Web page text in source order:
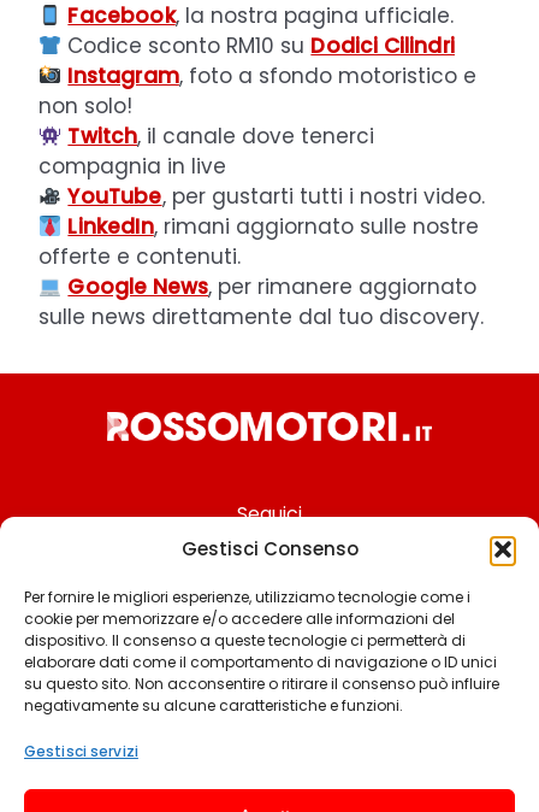
Gestisci Consenso
Per fornire le migliori esperienze, utilizziamo tecnologie come i
cookie per memorizzare e/o accedere alle informazioni del
dispositivo. Il consenso a queste tecnologie ci permetterà di
elaborare dati come il comportamento di navigazione o ID unici
su questo sito. Non acconsentire o ritirare il consenso può influire
negativamente su alcune caratteristiche e funzioni.
Gestisci servizi
Facebook, la nostra pagina ufficiale.
Codice sconto RM10 su Dodici Cilindri
Instagram, foto a sfondo motoristico e
non solo!
Twitch, il canale dove tenerci
compagnia in live
YouTube, per gustarti tutti i nostri video.
LinkedIn, rimani aggiornato sulle nostre
offerte e contenuti.
Google News, per rimanere aggiornato
sulle news direttamente dal tuo discovery.
Seguici
Chi siamo
Contattaci
Termini & Condizioni
Privacy policy